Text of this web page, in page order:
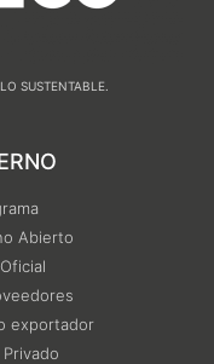
SUSTENTABLE.
Abierto
exportador